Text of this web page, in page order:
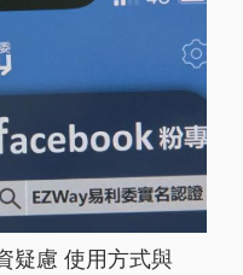
疑慮 使用方式與